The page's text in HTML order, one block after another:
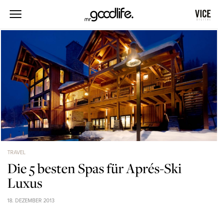
TRAVEL
Die 5 besten Spas für Aprés-Ski
Luxus
18. DEZEMBER 2013